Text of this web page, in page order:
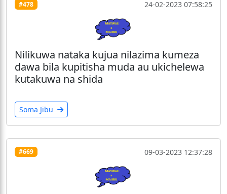
#478 24-02-2023 07:58:25
Nilikuwa nataka kujua nilazima kumeza
dawa bila kupitisha muda au ukichelewa
kutakuwa na shida
Soma Jibu
#669 09-03-2023 12:37:28